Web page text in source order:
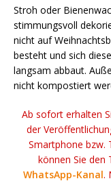
Stroh oder
stimmungsvoll
nicht auf
besteht und sich
langsam abbaut.
nicht kompostiert
Ab sofort erhalten
der
Smartphone bzw.
können Sie den
WhatsApp-Kanal.